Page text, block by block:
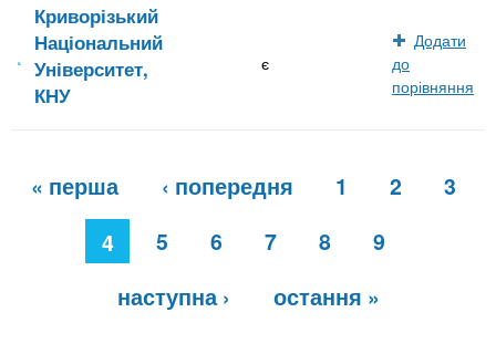
Криворізький
Національний
Університет,
КНУ
є
Додати
до
порівняння
« перша ‹ попередня 1 2
3
4
5 6 7 8
9
наступна ›
остання »